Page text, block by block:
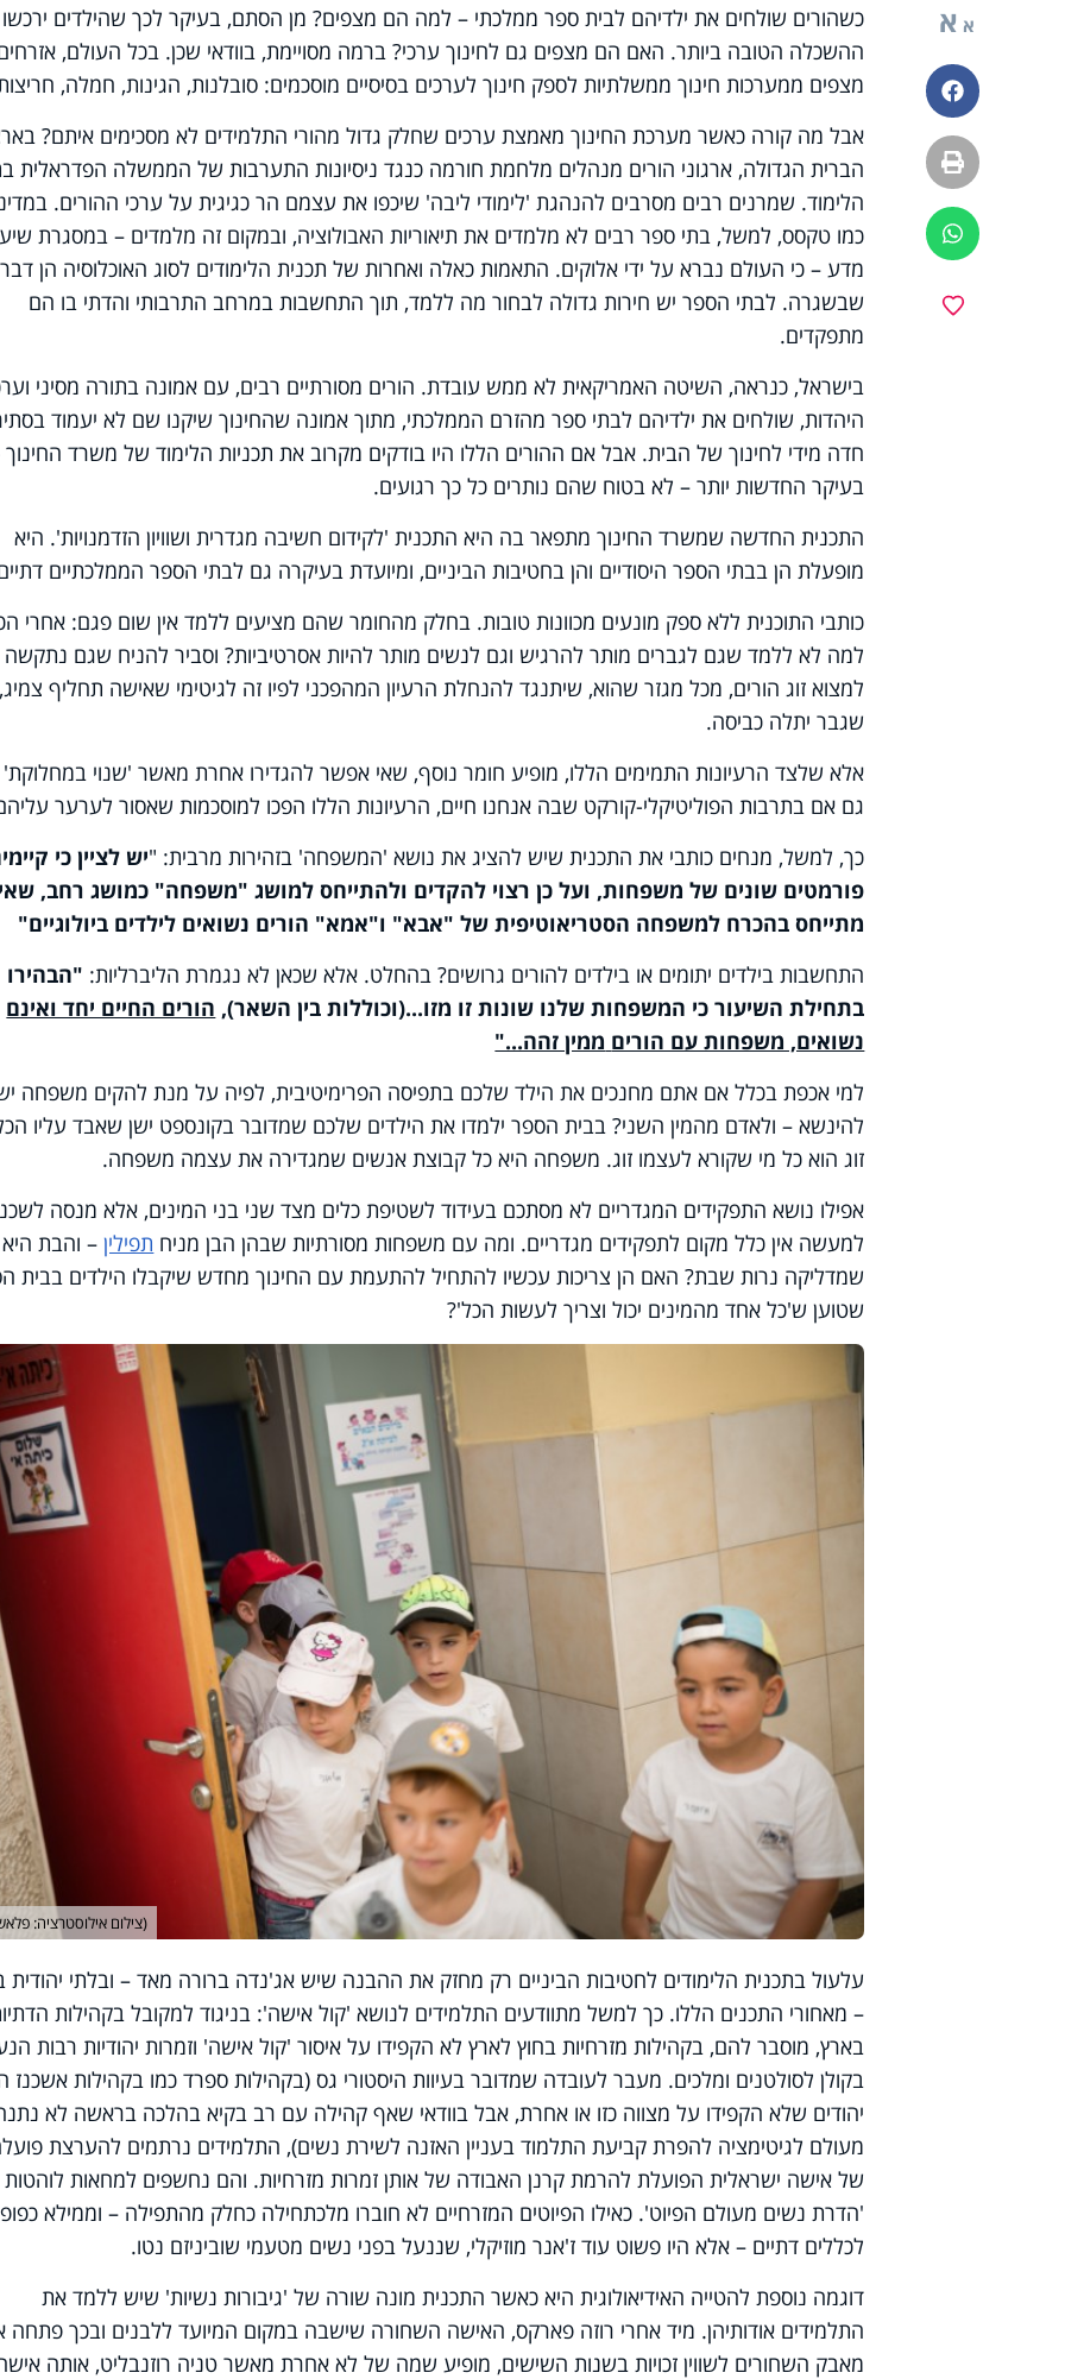
א א
פייסבוק
הדפסה
ווטסאפ
כשהורים שולחים את ילדיהם לבית ספר ממלכתי – למה הם מצפים? מן הסתם, בעיקר לכך שהילדים
ההשכלה הטובה ביותר. האם הם מצפים גם לחינוך ערכי? ברמה מסויימת, בוודאי שכן. בכל העולם,
מצפים ממערכות חינוך ממשלתיות לספק חינוך לערכים בסיסיים מוסכמים: סובלנות, הגינות, חמלה,
אבל מה קורה כאשר מערכת החינוך מאמצת ערכים שחלק גדול מהורי התלמידים לא מסכימים איתם?
הברית הגדולה, ארגוני הורים מנהלים מלחמת חורמה כנגד ניסיונות התערבות של הממשלה הפדראלית
הלימוד. שמרנים רבים מסרבים להנהגת 'לימודי ליבה' שיכפו את עצמם הר כגיגית על ערכי ההורים.
כמו טקסס, למשל, בתי ספר רבים לא מלמדים את תיאוריות האבולוציה, ובמקום זה מלמדים – במסגרת
מדע – כי העולם נברא על ידי אלוקים. התאמות כאלה ואחרות של תכנית הלימודים לסוג האוכלוסיה הן דבר
שבשגרה. לבתי הספר יש חירות גדולה לבחור מה ללמד, תוך התחשבות במרחב התרבותי והדתי בו הם
מתפקדים.
בישראל, כנראה, השיטה האמריקאית לא ממש עובדת. הורים מסורתיים רבים, עם אמונה בתורה מסיני
היהדות, שולחים את ילדיהם לבתי ספר מהזרם הממלכתי, מתוך אמונה שהחינוך שיקנו שם לא יעמוד
חדה מידי לחינוך של הבית. אבל אם ההורים הללו היו בודקים מקרוב את תכניות הלימוד של משרד החינוך
בעיקר החדשות יותר – לא בטוח שהם נותרים כל כך רגועים.
התכנית החדשה שמשרד החינוך מתפאר בה היא התכנית 'לקידום חשיבה מגדרית ושוויון הזדמנויות'. היא
מופעלת הן בבתי הספר היסודיים והן בחטיבות הביניים, ומיועדת בעיקרה גם לבתי הספר הממלכתיים
כותבי התוכנית ללא ספק מונעים מכוונות טובות. בחלק מהחומר שהם מציעים ללמד אין שום פגם: אחרי
למה לא ללמד שגם לגברים מותר להרגיש וגם לנשים מותר להיות אסרטיביות? וסביר להניח שגם נתקשה
למצוא זוג הורים, מכל מגזר שהוא, שיתנגד להנחלת הרעיון המהפכני לפיו זה לגיטימי שאישה תחליף
שגבר יתלה כביסה.
אלא שלצד הרעיונות התמימים הללו, מופיע חומר נוסף, שאי אפשר להגדירו אחרת מאשר 'שנוי
גם אם בתרבות הפוליטיקלי-קורקט שבה אנחנו חיים, הרעיונות הללו הפכו למוסכמות שאסור לערער
כך, למשל, מנחים כותבי את התכנית שיש להציג את נושא 'המשפחה' בזהירות מרבית: "יש לציין כי
פורמטים שונים של משפחות, ועל כן רצוי להקדים ולהתייחס למושג "משפחה" כמושג רחב,
מתייחס בהכרח למשפחה הסטריאוטיפית של "אבא" ו"אמא" הורים נשואים לילדים ביולוגיים"
התחשבות בילדים יתומים או בילדים להורים גרושים? בהחלט. אלא שכאן לא נגמרת הליברליות: "הבהירו
בתחילת השיעור כי המשפחות שלנו שונות זו מזו...(וכוללות בין השאר), הורים החיים יחד ואינם
נשואים, משפחות עם הורים ממין זהה..."
למי אכפת בכלל אם אתם מחנכים את הילד שלכם בתפיסה הפרימיטיבית, לפיה על מנת להקים משפחה
להינשא – ולאדם מהמין השני? בבית הספר ילמדו את הילדים שלכם שמדובר בקונספט ישן שאבד עליו
זוג הוא כל מי שקורא לעצמו זוג. משפחה היא כל קבוצת אנשים שמגדירה את עצמה משפחה.
אפילו נושא התפקידים המגדריים לא מסתכם בעידוד לשטיפת כלים מצד שני בני המינים, אלא מנסה
למעשה אין כלל מקום לתפקידים מגדריים. ומה עם משפחות מסורתיות שבהן הבן מניח תפילין– והבת היא
שמדליקה נרות שבת? האם הן צריכות עכשיו להתחיל להתעמת עם החינוך מחדש שיקבלו הילדים בבית
שטוען ש'כל אחד מהמינים יכול וצריך לעשות הכל'?
(צילום אילוסטרציה: פלאש
עלעול בתכנית הלימודים לחטיבות הביניים רק מחזק את ההבנה שיש אג'נדה ברורה מאד – ובלתי יהודית
– מאחורי התכנים הללו. כך למשל מתוודעים התלמידים לנושא 'קול אישה': בניגוד למקובל בקהילות
בארץ, מוסבר להם, בקהילות מזרחיות בחוץ לארץ לא הקפידו על איסור 'קול אישה' וזמרות יהודיות רבות
בקולן לסולטנים ומלכים. מעבר לעובדה שמדובר בעיוות היסטורי גס (בקהילות ספרד כמו בקהילות אשכנז
יהודים שלא הקפידו על מצווה כזו או אחרת, אבל בוודאי שאף קהילה עם רב בקיא בהלכה בראשה לא
מעולם לגיטימציה להפרת קביעת התלמוד בעניין האזנה לשירת נשים), התלמידים נרתמים להערצת
של אישה ישראלית הפועלת להרמת קרנן האבודה של אותן זמרות מזרחיות. והם נחשפים למחאות
'הדרת נשים מעולם הפיוט'. כאילו הפיוטים המזרחיים לא חוברו מלכתחילה כחלק מהתפילה – וממילא
לכללים דתיים – אלא היו פשוט עוד ז'אנר מוזיקלי, שננעל בפני נשים מטעמי שוביניזם נטו.
דוגמה נוספת להטייה האידיאולוגית היא כאשר התכנית מונה שורה של 'גיבורות נשיות' שיש ללמד את
התלמידים אודותיהן. מיד אחרי רוזה פארקס, האישה השחורה שישבה במקום המיועד ללבנים ובכך פתחה
מאבק השחורים לשווין זכויות בשנות השישים, מופיע שמה של לא אחרת מאשר טניה רוזנבליט, אותה